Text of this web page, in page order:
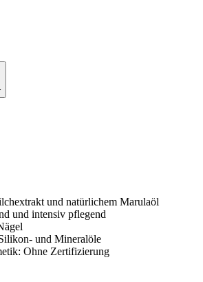
und natürlichem Marulaöl
und intensiv pflegend
und Mineralöle
Ohne Zertifizierung